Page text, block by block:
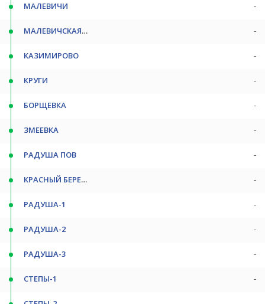
МАЛЕВИЧИ -
МАЛЕВИЧСКАЯ РУДНЯ -
КАЗИМИРОВО -
КРУГИ -
БОРЩЕВКА -
ЗМЕЕВКА -
РАДУША ПОВ -
КРАСНЫЙ БЕРЕГ Ж/Д -
РАДУША-1 -
РАДУША-2 -
РАДУША-3 -
СТЕПЫ-1 -